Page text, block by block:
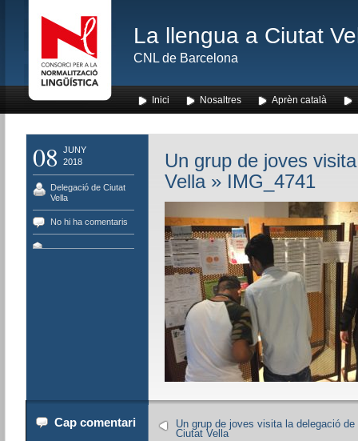
La llengua a Ciutat
CNL de Barcelona
Inici Nosaltres Aprèn català
08
JUNY
2018
Delegació de Ciutat
Vella
No hi ha comentaris
Un grup de joves
Vella» IMG_4741
Cap comentari
Un grup de joves visita la delegació de
Ciutat Vella